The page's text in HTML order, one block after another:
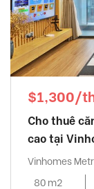
$1,300/
Cho thuê
cao tại
Vinhomes
80 m2